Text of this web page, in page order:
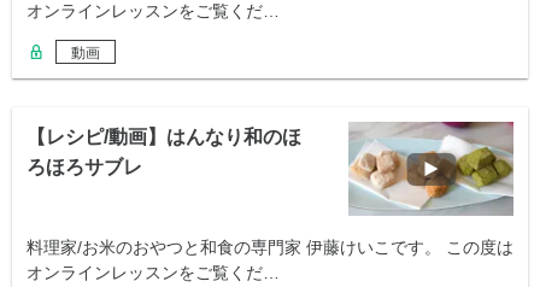
オンラインレッスンをご覧くだ…
動画
【レシピ/動画】はんなり和のほ
ろほろサブレ
料理家/お米のおやつと和食の専門家 伊藤けいこです。 この度は
オンラインレッスンをご覧くだ…